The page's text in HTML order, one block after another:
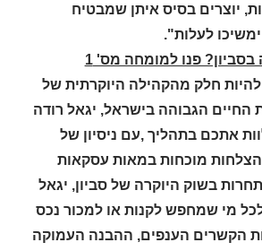
יוצרים בסיס איתן שמבטיח
לעלות".
פנו למומחה מס' 1
חלק מהקהילה היוקרתית של
החיים הגבוהה בישראל, יגאל רודה
אתכם בתהליך ,עם ניסיון של
30 שנה, הצלחות מוכחות במאות עסקאות
בשוק היוקרה של סביון, יגאל
מי שמחפש לקנות או למכור נכס
הקשרים הענפים, ההבנה העמוקה